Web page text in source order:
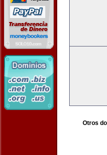
Otros